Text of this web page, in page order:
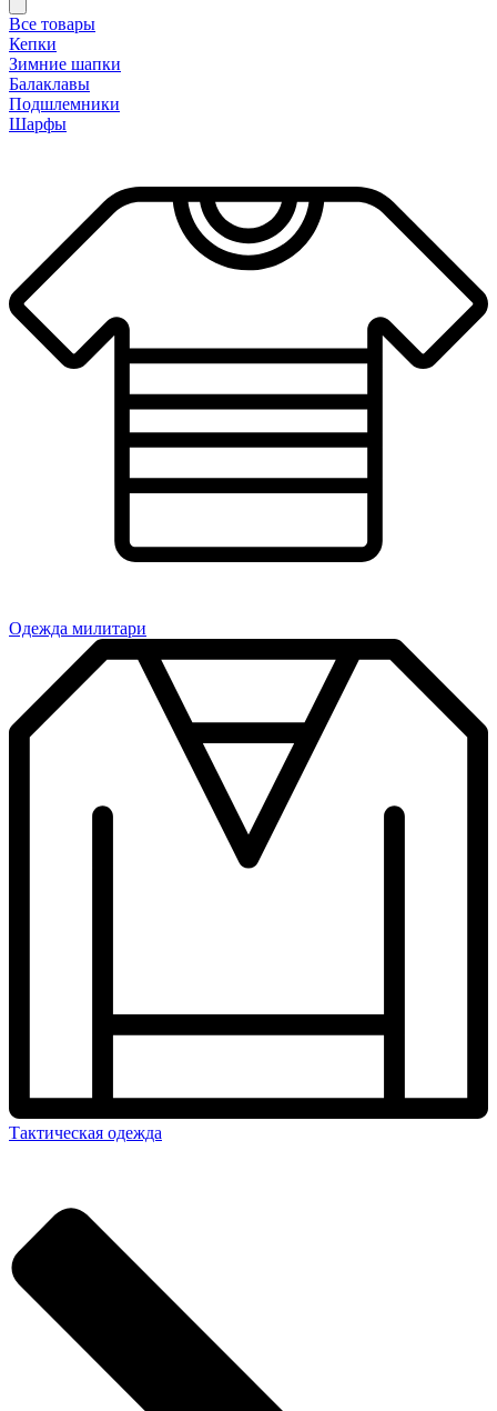
Все товары
Кепки
Зимние шапки
Балаклавы
Подшлемники
Шарфы
Одежда милитари
Тактическая одежда